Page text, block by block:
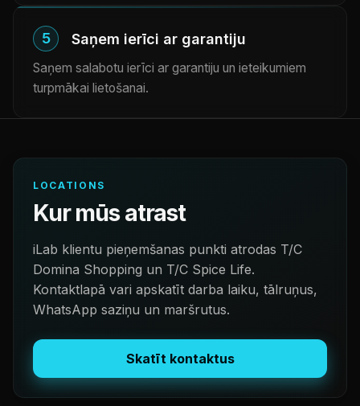
5 Saņem ierīci ar garantiju
Saņem salabotu ierīci ar garantiju un ieteikumiem
turpmākai lietošanai.
LOCATIONS
Kur mūs atrast
iLab klientu pieņemšanas punkti atrodas T/C
Domina Shopping un T/C Spice Life.
Kontaktlapā vari apskatīt darba laiku, tālruņus,
WhatsApp saziņu un maršrutus.
Skatīt kontaktus